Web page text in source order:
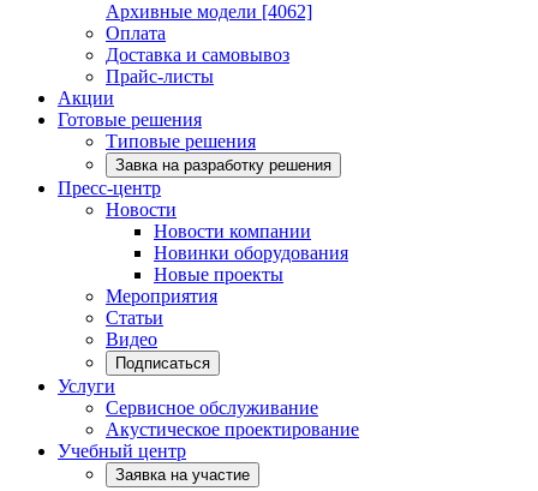
Архивные модели [4062]
Оплата
Доставка и самовывоз
Прайс-листы
Акции
Готовые решения
Типовые решения
Завка на разработку решения
Пресс-центр
Новости
Новости компании
Новинки оборудования
Новые проекты
Мероприятия
Статьи
Видео
Подписаться
Услуги
Сервисное обслуживание
Акустическое проектирование
Учебный центр
Заявка на участие